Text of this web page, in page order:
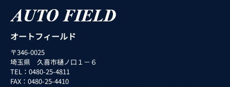
オートフィールド
〒346-0025
埼玉県 久喜市樋ノ口１－６
TEL：0480-25-4811
FAX：0480-25-4410